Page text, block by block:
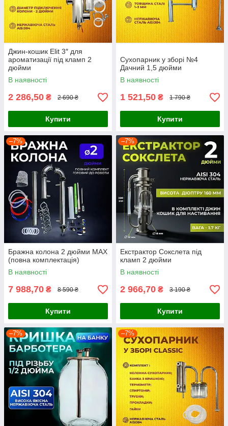
Джин-кошик Elit 3″ для
ароматизації під кламп 2
дюйми
В наявності
2 286,50 ₴ 2 690 ₴
Купити
Сухопарник у зборі №4
Дачний 1,5 дюйми
В наявності
1 521,50 ₴ 1 790 ₴
Купити
–7%
Бражна колона 2 дюйми MAX
(повна комплектація)
В наявності
7 988,70 ₴ 8 590 ₴
Купити
–7%
Екстрактор Сокслета під
кламп 2 дюйми
В наявності
2 966,70 ₴ 3 190 ₴
Купити
–7% –7%